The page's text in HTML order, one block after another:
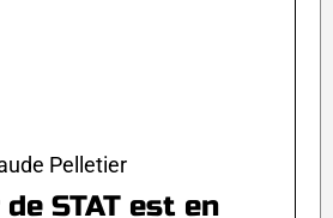
Pelletier
STAT est en